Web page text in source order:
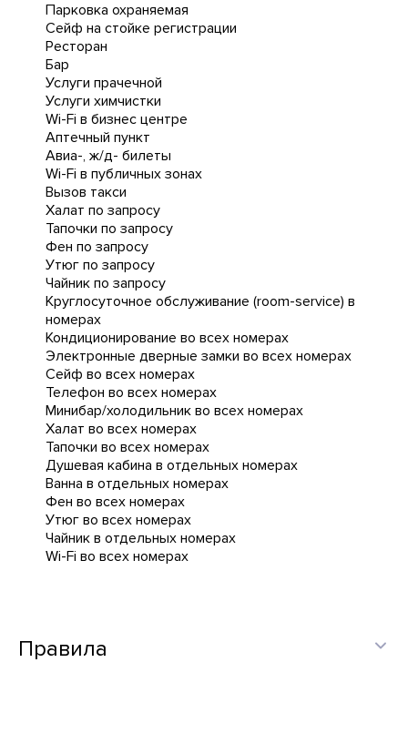
Парковка охраняемая
Сейф на стойке регистрации
Ресторан
Бар
Услуги прачечной
Услуги химчистки
Wi-Fi в бизнес центре
Аптечный пункт
Авиа-, ж/д- билеты
Wi-Fi в публичных зонах
Вызов такси
Халат по запросу
Тапочки по запросу
Фен по запросу
Утюг по запросу
Чайник по запросу
Круглосуточное обслуживание (room-service) в
номерах
Кондиционирование во всех номерах
Электронные дверные замки во всех номерах
Сейф во всех номерах
Телефон во всех номерах
Минибар/холодильник во всех номерах
Халат во всех номерах
Тапочки во всех номерах
Душевая кабина в отдельных номерах
Ванна в отдельных номерах
Фен во всех номерах
Утюг во всех номерах
Чайник в отдельных номерах
Wi-Fi во всех номерах
Правила